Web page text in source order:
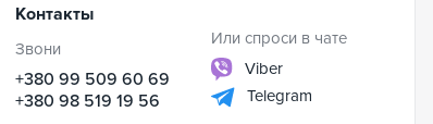
Контакты
Звони
+380 99 509 60 69
+380 98 519 19 56
Или спроси в чате
Viber
Telegram